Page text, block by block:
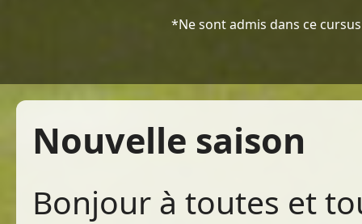
*Ne sont admis dans ce
Nouvelle saison
Bonjour à toutes et